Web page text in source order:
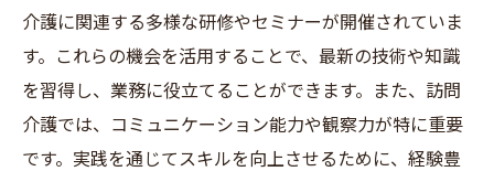
介護に関連する多様な研修やセミナーが開催されていま
す。これらの機会を活用することで、最新の技術や知識
を習得し、業務に役立てることができます。また、訪問
介護では、コミュニケーション能力や観察力が特に重要
です。実践を通じてスキルを向上させるために、経験豊